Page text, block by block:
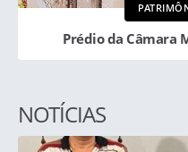
Prédio da Câmara
NOTÍCIAS